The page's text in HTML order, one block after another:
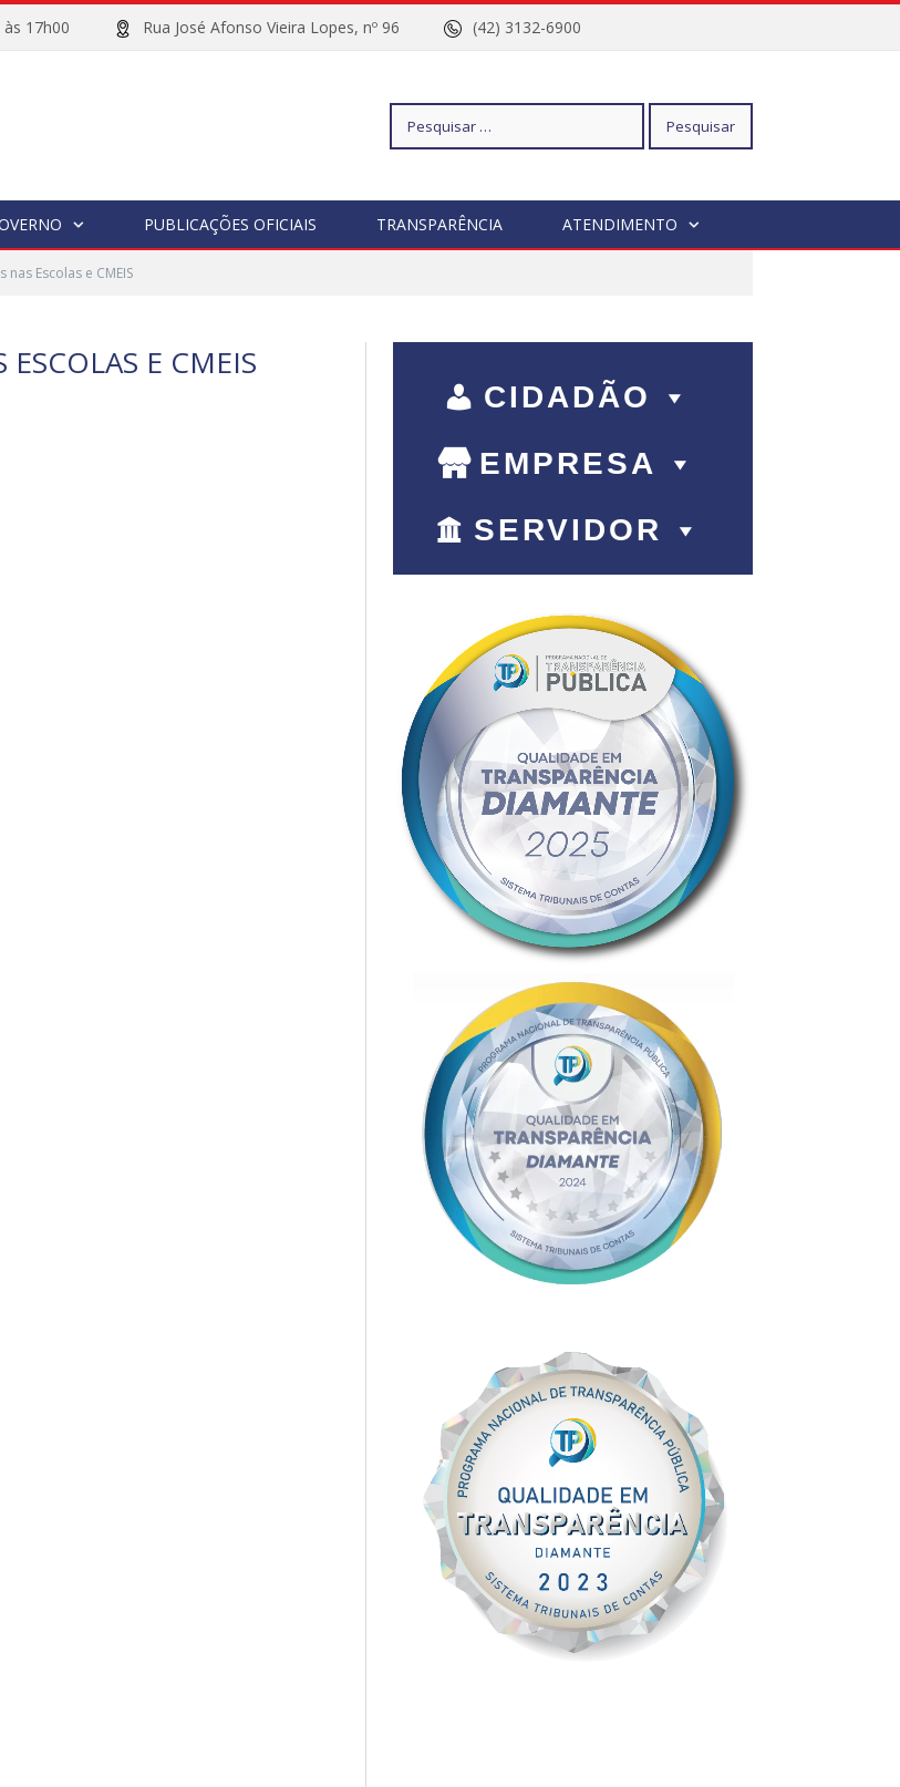
às 17h00 Rua José Afonso Vieira Lopes, nº 96 (42) 3132-6900
Pesquisar
PUBLICAÇÕES OFICIAIS TRANSPARÊNCIA ATENDIMENTO
Escolas e CMEIS
E CMEIS
CIDADÃO
EMPRESA
SERVIDOR